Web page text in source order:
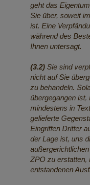
geht das
Sie über, soweit
ist. Eine
während des
Ihnen untersagt.
(3.2) Sie sind
nicht auf Sie
zu behandeln.
übergegangen
mindestens in
gelieferte
Eingriffen Dritter
der Lage ist, uns
ZPO zu erstatten,
entstandenen